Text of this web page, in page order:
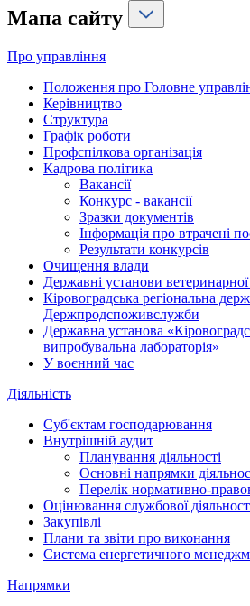
Мапа сайту
Про управління
Положення про Головне
Керівництво
Структура
Графік роботи
Профспілкова організація
Кадрова політика
Вакансії
Конкурс - вакансії
Зразки документів
Інформація про втрачені
Результати конкурсів
Очищення влади
Державні установи
Кіровоградська регіональна
Держпродспоживслужби
Державна установа
випробувальна лабораторія»
У воєнний час
Діяльність
Суб'єктам господарювання
Внутрішній аудит
Планування діяльності
Основні напрямки
Перелік нормативно-
Оцінювання службової
Закупівлі
Плани та звіти про виконання
Система енергетичного
Напрямки